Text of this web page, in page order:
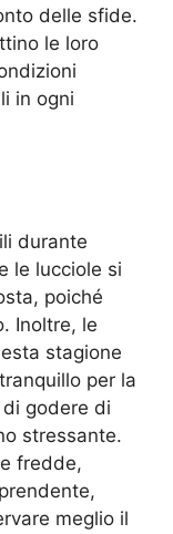
delle sfide.
le loro
in ogni
durante
le lucciole si
poiché
Inoltre, le
stagione
per la
godere di
stressante.
fredde,
meglio il